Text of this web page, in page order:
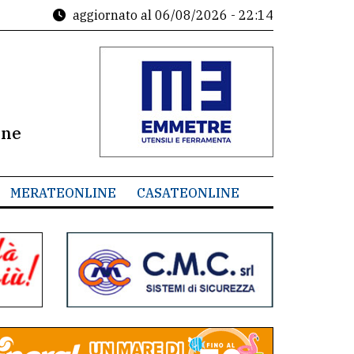
aggiornato al 06/08/2026 - 22:14
MERATEONLINE CASATEONLINE